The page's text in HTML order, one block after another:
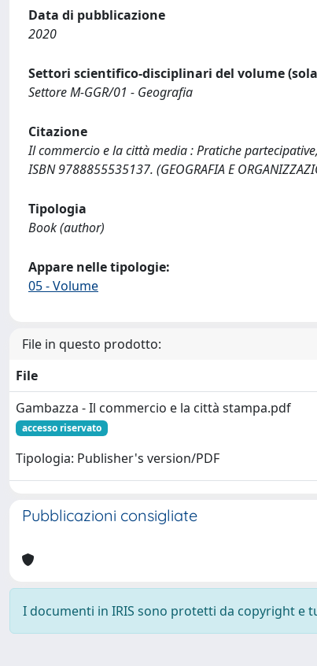
Data di pubblicazione
2020
Settori scientifico-disciplinari del volume
Settore M-GGR/01 - Geografia
Citazione
Il commercio e la città media : Pratiche
ISBN 9788855535137. (GEOGRAFIA E
Tipologia
Book (author)
Appare nelle tipologie:
05 - Volume
File in questo prodotto:
File
Gambazza - Il commercio e la città stampa.pdf
accesso riservato
Tipologia: Publisher's version/PDF
Pubblicazioni consigliate
I documenti in IRIS sono protetti da copyright e